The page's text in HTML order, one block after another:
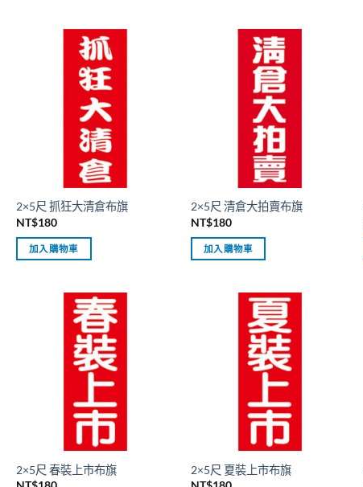
2×5尺 抓狂大清倉布旗
NT$180
加入購物車
2×5尺 清倉大拍賣布旗
NT$180
加入購物車
2×5尺 春裝上市布旗
2×5尺 夏裝上市布旗